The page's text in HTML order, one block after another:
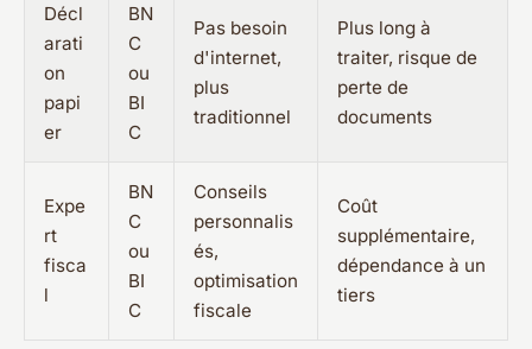
Décl
arati
on
papi
er
BN
C
ou
BI
C
Pas besoin
d'internet,
plus
traditionnel
Plus long à
traiter, risque de
perte de
documents
Expe
rt
fisca
l
BN
C
ou
BI
C
Conseils
personnalis
és,
optimisation
fiscale
Coût
supplémentaire,
dépendance à un
tiers